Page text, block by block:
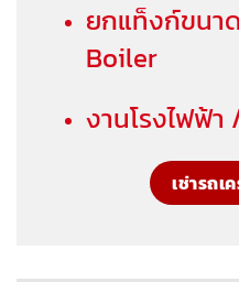
ยกแท็งก์ขนา
Boiler
งานโรงไฟฟ้า
เช่ารถเ